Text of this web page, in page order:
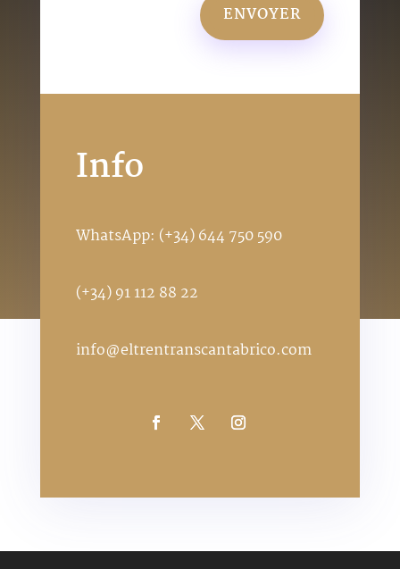
ENVOYER
Info
WhatsApp: (+34) 644 750 590
(+34) 91 112 88 22
info@eltrentranscantabrico.com